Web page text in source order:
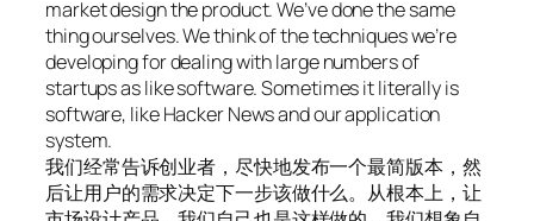
market design the product. We’ve done the same
thing ourselves. We think of the techniques we’re
developing for dealing with large numbers of
startups as like software. Sometimes it literally is
software, like Hacker News and our application
system.
我们经常告诉创业者，尽快地发布一个最简版本，然
后让用户的需求决定下一步该做什么。从根本上，让